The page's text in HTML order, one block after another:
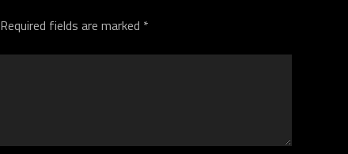
Required fields are marked *